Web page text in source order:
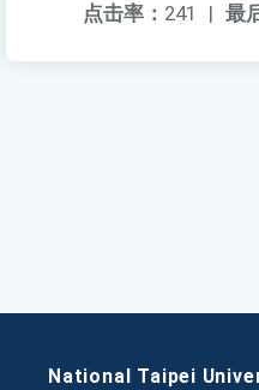
最
点击率： 241 |
National Taipei